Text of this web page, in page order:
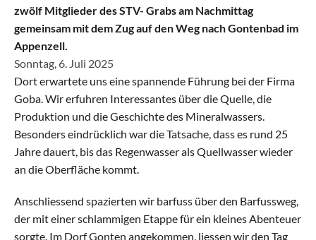
Vorstand
Sponsoren
Aktive
Alle Riegen
Schaukelring
Leichtathletik
zwölf Mitglieder des STV- Grabs am Nachmittag
gemeinsam mit dem Zug auf den Weg nach Gontenbad im
Appenzell.
Sonntag, 6. Juli 2025
Dort erwartete uns eine spannende Führung bei der Firma
Goba. Wir erfuhren Interessantes über die Quelle, die
Produktion und die Geschichte des Mineralwassers.
Besonders eindrücklich war die Tatsache, dass es rund 25
Jahre dauert, bis das Regenwasser als Quellwasser wieder
an die Oberfläche kommt.
Anschliessend spazierten wir barfuss über den Barfussweg,
der mit einer schlammigen Etappe für ein kleines Abenteuer
sorgte. Im Dorf Gonten angekommen, liessen wir den Tag